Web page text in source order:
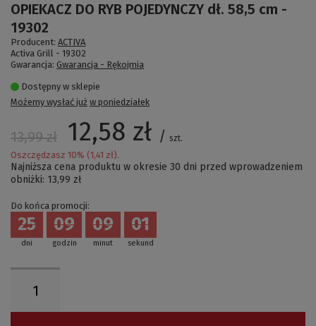
OPIEKACZ DO RYB POJEDYNCZY dł. 58,5 cm -
19302
Producent: ACTIVA
Activa Grill - 19302
Gwarancja: Gwarancja - Rękojmia
Dostępny w sklepie
Możemy wysłać już w poniedziałek
13,99 zł 12,58 zł / szt.
Oszczędzasz 10% (1,41 zł).
Najniższa cena produktu w okresie 30 dni przed wprowadzeniem
obniżki: 13,99 zł
Do końca promocji:
dni
25
godzin
09
minut
09
sekund
00